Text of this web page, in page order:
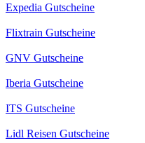
Expedia Gutscheine
Flixtrain Gutscheine
GNV Gutscheine
Iberia Gutscheine
ITS Gutscheine
Lidl Reisen Gutscheine